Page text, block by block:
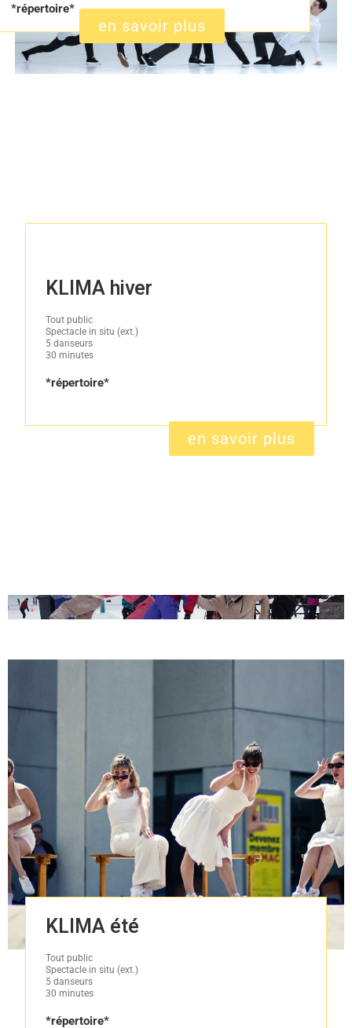
*répertoire*
en savoir plus
KLIMA hiver
Tout public
Spectacle in situ (ext.)
5 danseurs
30 minutes
*répertoire*
en savoir plus
KLIMA été
Tout public
Spectacle in situ (ext.)
5 danseurs
30 minutes
*répertoire*